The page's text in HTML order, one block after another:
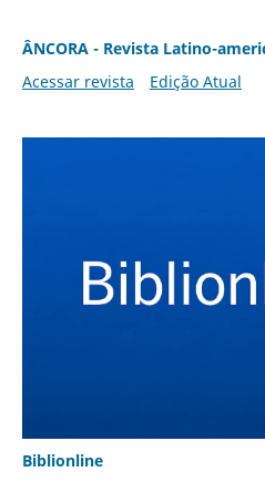
ÂNCORA - Revista Latino-
Acessar revista
Edição Atual
Biblionline